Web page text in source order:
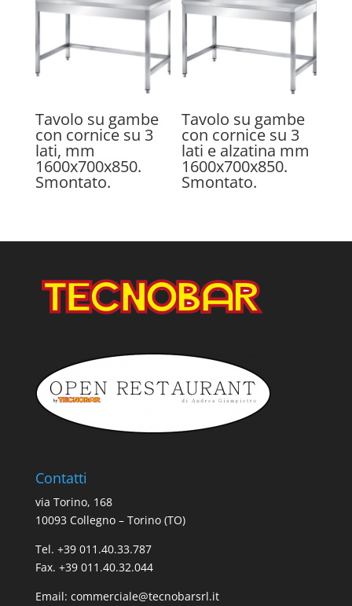
Tavolo su gambe
con cornice su 3
lati, mm
1600x700x850.
Smontato.
Tavolo su gambe
con cornice su 3
lati e alzatina mm
1600x700x850.
Smontato.
Contatti
via Torino, 168
10093 Collegno – Torino (TO)
Tel. +39 011.40.33.787
Fax. +39 011.40.32.044
Email: commerciale@tecnobarsrl.it